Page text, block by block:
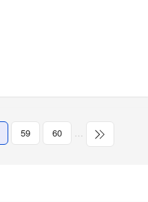
59 60 …